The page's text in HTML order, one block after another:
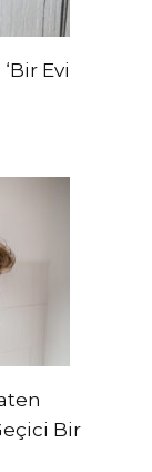
Evi
Bir